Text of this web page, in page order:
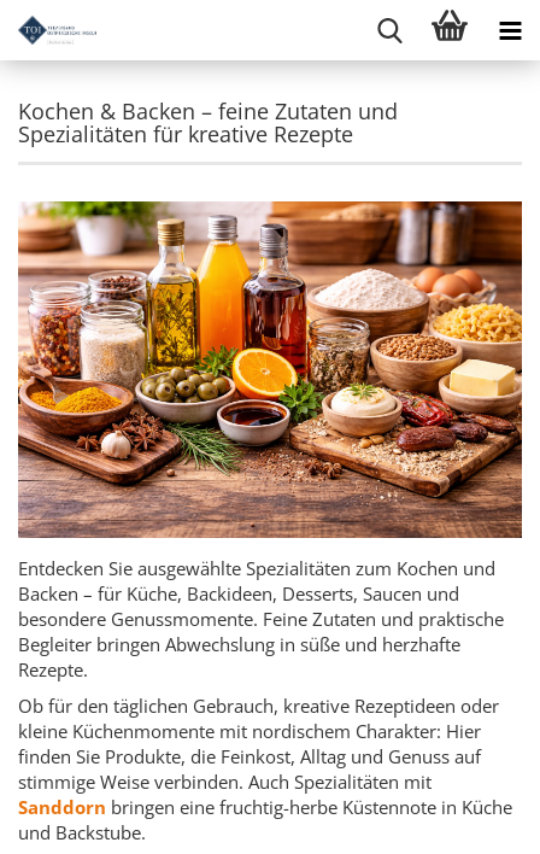
Kochen & Backen – feine Zutaten und
Spezialitäten für kreative Rezepte
Entdecken Sie ausgewählte Spezialitäten zum Kochen und
Backen – für Küche, Backideen, Desserts, Saucen und
besondere Genussmomente. Feine Zutaten und praktische
Begleiter bringen Abwechslung in süße und herzhafte
Rezepte.
Ob für den täglichen Gebrauch, kreative Rezeptideen oder
kleine Küchenmomente mit nordischem Charakter: Hier
finden Sie Produkte, die Feinkost, Alltag und Genuss auf
stimmige Weise verbinden. Auch Spezialitäten mit
Sanddorn bringen eine fruchtig-herbe Küstennote in Küche
und Backstube.